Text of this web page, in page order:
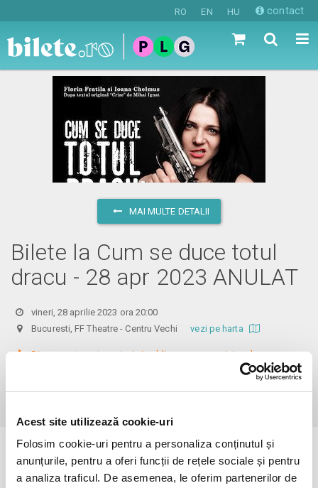
Acest site utilizează cookie-uri
Folosim cookie-uri pentru a personaliza conținutul și
anunțurile, pentru a oferi funcții de rețele sociale și pentru
a analiza traficul. De asemenea, le oferim partenerilor de
RO EN HU contact
MAI MULTE DETALII
Bilete la Cum se duce totul
dracu - 28 apr 2023 ANULAT
vineri, 28 aprilie 2023 ora 20:00
Bucuresti, FF Theatre - Centru Vechivezi pe harta
Din respect pentru actori si public avem rugamintea de a va
prezenta cu cel putin 30 de minute inainte de inceperea spectacolului.
Evenimentul a expirat.